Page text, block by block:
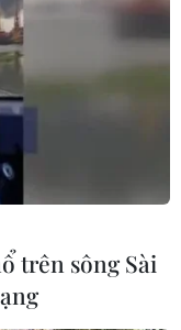
trên sông Sài